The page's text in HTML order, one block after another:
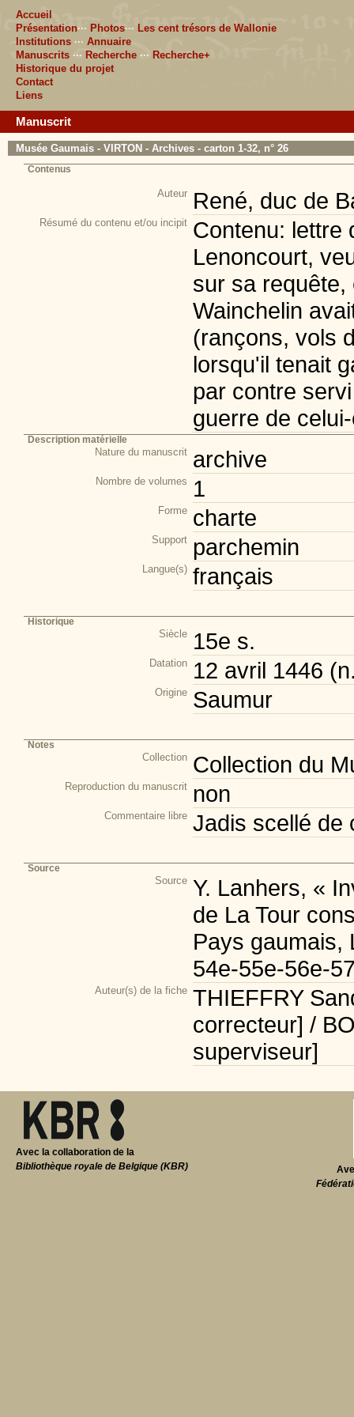
Accueil
Présentation··· Photos··· Les cent trésors de Wallonie
Institutions ··· Annuaire
Manuscrits ··· Recherche ··· Recherche+
Historique du projet
Contact
Liens
Manuscrit
Musée Gaumais - VIRTON - Archives - carton 1-32, n° 26
Contenus
Auteur René, duc de
Résumé du contenu et/ou incipit Contenu: lettre
Lenoncourt,
sur sa
Wainchelin
(rançons, vols
lorsqu'il tenait
par contre
guerre de
Description matérielle
Nature du manuscrit archive
Nombre de volumes 1
Forme charte
Support parchemin
Langue(s) français
Historique
Siècle 15e s.
Datation 12 avril 1446
Origine Saumur
Notes
Collection Collection du
Reproduction du manuscrit non
Commentaire libre Jadis scellé de
Source
Source Y. Lanhers, «
de La Tour
Pays gaumais,
54e-55e-56e-
Auteur(s) de la fiche THIEFFRY
correcteur] /
superviseur]
Avec la collaboration de la
Bibliothèque royale de Belgique (KBR)